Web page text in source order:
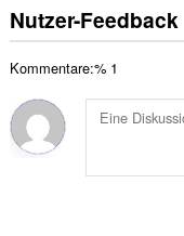
e
n
t
u
e
B
e
r
t
s
a
e
B
e
Nutzer-Feedback
Kommentare:% 1